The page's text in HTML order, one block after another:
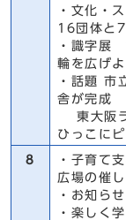
・文化・
16団体と
・識字展
輪を広げよ
・話題 市
舎が完成
東大阪
ひっこに
8
・子育て
広場の催し
・お知ら
・楽しく